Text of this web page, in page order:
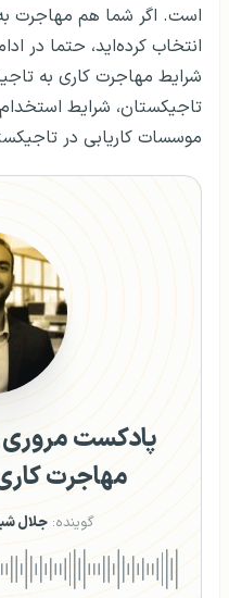
است. اگر شما هم مهاجرت
انتخاب کرده‌اید، حتما در
شرایط مهاجرت کاری به
تاجیکستان، شرایط استخدام
موسسات کاریابی در
پادکست مروری
مهاجرت
گوینده: جلال